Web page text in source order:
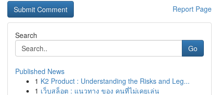
Report Page
Search
Go
Published News
1 K2 Product : Understanding the Risks and Leg...
1 เว็บสล็อต : แนวทาง ของ คนที่ไม่เคยเล่น